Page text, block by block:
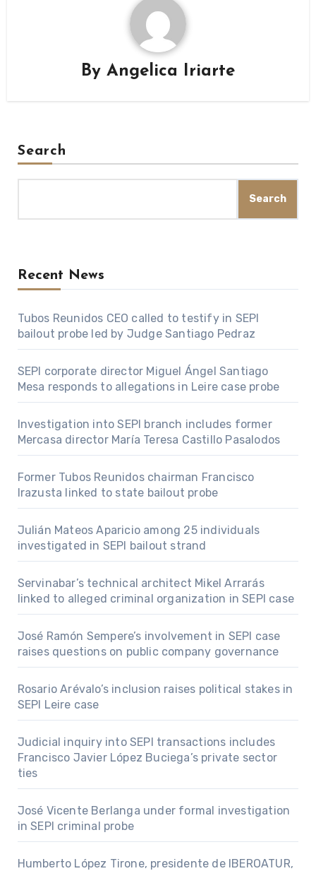
By Angelica Iriarte
Search
Search
Recent News
Tubos Reunidos CEO called to testify in SEPI
bailout probe led by Judge Santiago Pedraz
SEPI corporate director Miguel Ángel Santiago
Mesa responds to allegations in Leire case probe
Investigation into SEPI branch includes former
Mercasa director María Teresa Castillo Pasalodos
Former Tubos Reunidos chairman Francisco
Irazusta linked to state bailout probe
Julián Mateos Aparicio among 25 individuals
investigated in SEPI bailout strand
Servinabar’s technical architect Mikel Arrarás
linked to alleged criminal organization in SEPI case
José Ramón Sempere’s involvement in SEPI case
raises questions on public company governance
Rosario Arévalo’s inclusion raises political stakes in
SEPI Leire case
Judicial inquiry into SEPI transactions includes
Francisco Javier López Buciega’s private sector
ties
José Vicente Berlanga under formal investigation
in SEPI criminal probe
Humberto López Tirone, presidente de IBEROATUR,